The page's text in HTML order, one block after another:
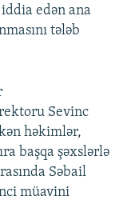
edən ana
tələb
Sevinc
həkimlər,
başqa şəxslərlə
Səbail
müavini